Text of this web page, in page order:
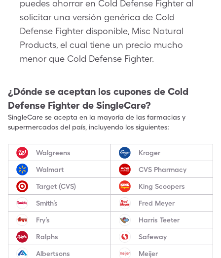
puedes ahorrar en Cold Defense Fighter al
solicitar una versión genérica de Cold
Defense Fighter disponible, Misc Natural
Products, el cual tiene un precio mucho
menor que Cold Defense Fighter.
¿Dónde se aceptan los cupones de Cold
Defense Fighter de SingleCare?
SingleCare se acepta en la mayoría de las farmacias y
supermercados del país, incluyendo los siguientes:
Walgreens Kroger
Walmart CVS Pharmacy
Target (CVS) King Scoopers
Smith’s Fred Meyer
Fry’s Harris Teeter
Ralphs Safeway
Albertsons Meijer